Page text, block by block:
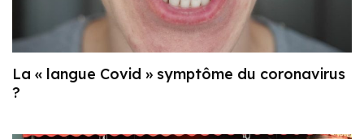
La « langue Covid » symptôme du coronavirus
?